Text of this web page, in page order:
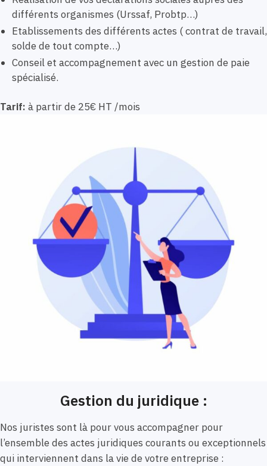
différents organismes (Urssaf, Probtp…)
Etablissements des différents actes ( contrat de travail,
solde de tout compte…)
Conseil et accompagnement avec un gestion de paie
spécialisé.
Tarif: à partir de 25€ HT /mois
Gestion du juridique :
Nos juristes sont là pour vous accompagner pour
l’ensemble des actes juridiques courants ou exceptionnels
qui interviennent dans la vie de votre entreprise :